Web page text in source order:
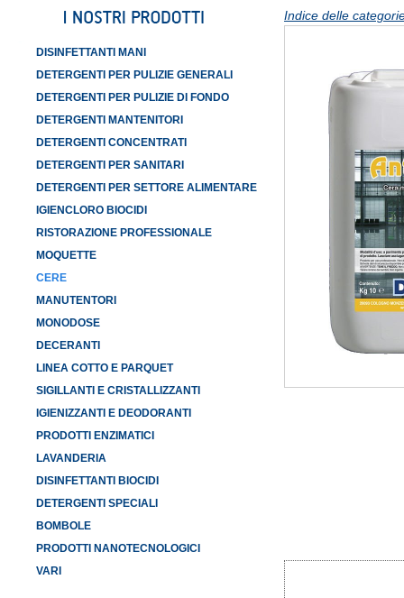
DISINFETTANTI MANI
DETERGENTI PER PULIZIE GENERALI
DETERGENTI PER PULIZIE DI FONDO
DETERGENTI MANTENITORI
DETERGENTI CONCENTRATI
DETERGENTI PER SANITARI
DETERGENTI PER SETTORE ALIMENTARE
IGIENCLORO BIOCIDI
RISTORAZIONE PROFESSIONALE
MOQUETTE
CERE
MANUTENTORI
MONODOSE
DECERANTI
LINEA COTTO E PARQUET
SIGILLANTI E CRISTALLIZZANTI
IGIENIZZANTI E DEODORANTI
PRODOTTI ENZIMATICI
LAVANDERIA
DISINFETTANTI BIOCIDI
DETERGENTI SPECIALI
BOMBOLE
PRODOTTI NANOTECNOLOGICI
VARI
Indice delle